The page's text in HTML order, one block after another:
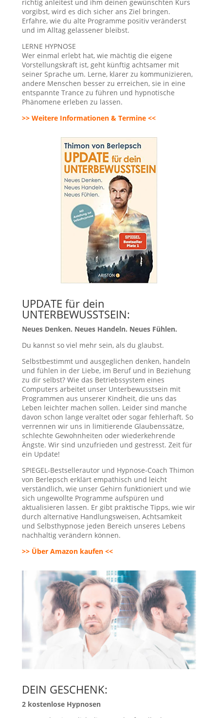
richtig anleitest und ihm deinen gewünschten Kurs
vorgibst, wird es dich sicher ans Ziel bringen.
Erfahre, wie du alte Programme positiv veränderst
und im Alltag gelassener bleibst.
LERNE HYPNOSE
Wer einmal erlebt hat, wie mächtig die eigene
Vorstellungskraft ist, geht künftig achtsamer mit
seiner Sprache um. Lerne, klarer zu kommunizieren,
andere Menschen besser zu erreichen, sie in eine
entspannte Trance zu führen und hypnotische
Phänomene erleben zu lassen.
>> Weitere Informationen & Termine <<
UPDATE für dein
UNTERBEWUSSTSEIN:
Neues Denken. Neues Handeln. Neues Fühlen.
Du kannst so viel mehr sein, als du glaubst.
Selbstbestimmt und ausgeglichen denken, handeln
und fühlen in der Liebe, im Beruf und in Beziehung
zu dir selbst? Wie das Betriebssystem eines
Computers arbeitet unser Unterbewusstsein mit
Programmen aus unserer Kindheit, die uns das
Leben leichter machen sollen. Leider sind manche
davon schon lange veraltet oder sogar fehlerhaft. So
verrennen wir uns in limitierende Glaubenssätze,
schlechte Gewohnheiten oder wiederkehrende
Ängste. Wir sind unzufrieden und gestresst. Zeit für
ein Update!
SPIEGEL-Bestsellerautor und Hypnose-Coach Thimon
von Berlepsch erklärt empathisch und leicht
verständlich, wie unser Gehirn funktioniert und wie
sich ungewollte Programme aufspüren und
aktualisieren lassen. Er gibt praktische Tipps, wie wir
durch alternative Handlungsweisen, Achtsamkeit
und Selbsthypnose jeden Bereich unseres Lebens
nachhaltig verändern können.
>> Über Amazon kaufen <<
DEIN GESCHENK:
2 kostenlose Hypnosen